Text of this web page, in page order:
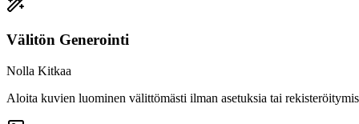
Välitön Generointi
Nolla Kitkaa
Aloita kuvien luominen välittömästi ilman asetuksia tai